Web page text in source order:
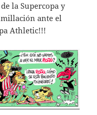
la Supercopa y
ante el
Athletic!!!